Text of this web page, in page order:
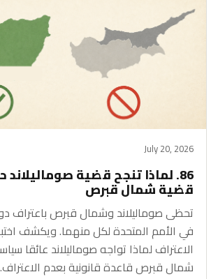
July 20, 2026
86. لماذا تنجح قضية
قضية شمال قبرص
تحظى صوماليلاند وشمال قبرص باعتراف
في الأمم المتحدة لكل منهما. ويكشف
الاعتراف لماذا تواجه صوماليلاند عائقا
شمال قبرص قاعدة قانونية بعدم الاعتراف.